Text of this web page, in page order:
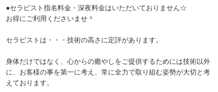
●セラピスト指名料金・深夜料金はいただいておりません☆
お得にご利用くださいませ＾
セラピストは・・・技術の高さに定評があります。
身体だけではなく、心からの癒やしをご提供するためには技術以外
に、お客様の事を第一に考え、常に全力で取り組む姿勢が大切と考
えております。